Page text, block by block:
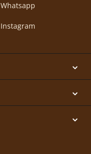
Whatsapp
Instagram